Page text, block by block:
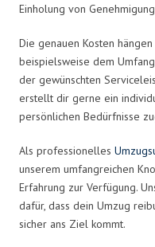
Einholung von
Die genauen Kosten
beispielsweise dem
der gewünschten
erstellt dir gerne ein
persönlichen Bedürfnisse
Als professionelles
unserem umfangreichen
Erfahrung zur Verfügung.
dafür, dass dein Umzug
sicher ans Ziel kommt.